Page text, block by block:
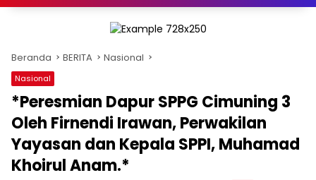
Beranda BERITA Nasional
Nasional
*Peresmian Dapur SPPG Cimuning 3
Oleh Firnendi Irawan, Perwakilan
Yayasan dan Kepala SPPI, Muhamad
Khoirul Anam.*